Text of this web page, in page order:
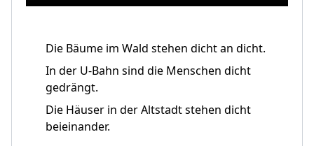
Die Bäume im Wald stehen dicht an dicht.
In der U-Bahn sind die Menschen dicht
gedrängt.
Die Häuser in der Altstadt stehen dicht
beieinander.